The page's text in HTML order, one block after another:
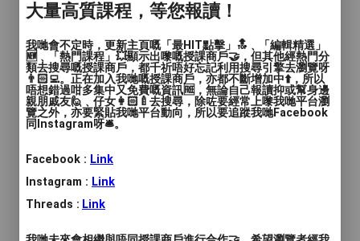
家教
我們創立於 2018 年 致力於讓學生開口能說
道地的日文 而成立的線上教室。
特別是教科書上比較學不到的用法，到現在
有10大課程主題，滿足各個學員的需求
1️⃣日本打工度假無縫接軌先修班
2️⃣學校沒教的生活口說日文
3️⃣一問一答理解吸收日文時勢新聞
4️⃣讓客戶和上司都信服的商用日語
5️⃣夢想起飛從0開始
大量高質課程，等您報讀！
我哋會不定時，更新主頁嘅「最HIT點擊」🔝﹑「編輯精選」
🆕﹑「熱門課程」💥顯示出嚟嘅授課商戶🤝，但其他經熱門分
類去搜尋嘅授課商戶，都千祈唔好忘記利用搜尋引擎去瀏覽呀
👨🏻‍💻。正在加入我哋嘅授課商戶，亦都不斷增加中⬆️，所以
唔想錯過咁多集中又免費嘅資訊🆓，無論自己報讀抑或幫身邊
親朋戚友🙋﹑仔女👩🏻‍🍼去搜尋，除咗要經常上嚟我哋平台瀏
覽之外，亦要緊貼我哋平台動向，所以要追蹤我哋Facebook
同Instagram呀🛎️。
Facebook : Link
Instagram : Link
Threads : Link